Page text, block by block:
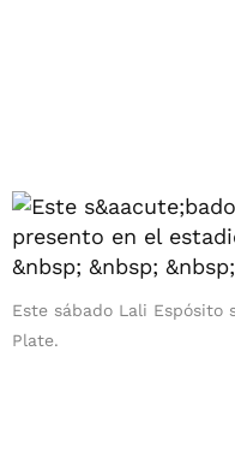
Este sábado Lali Espósito
Plate.